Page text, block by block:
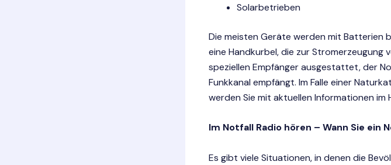
Solarbetrieben
Die meisten Geräte werden mit Batterien
eine Handkurbel, die zur Stromerzeugung
speziellen Empfänger ausgestattet, der
Funkkanal empfängt. Im Falle einer
werden Sie mit aktuellen Informationen im
Im Notfall Radio hören – Wann Sie ein
Es gibt viele Situationen, in denen die